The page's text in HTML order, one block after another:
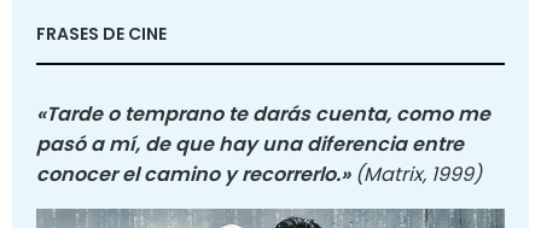
FRASES DE CINE
«Tarde o temprano te darás cuenta, como me
pasó a mí, de que hay una diferencia entre
conocer el camino y recorrerlo.» (Matrix, 1999)